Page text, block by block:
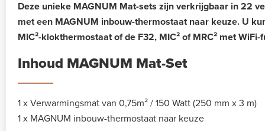
Deze unieke MAGNUM Mat-sets zijn verkrijgbaar in 22
met een MAGNUM inbouw-thermostaat naar keuze. U
MIC²-klokthermostaat of de F32, MIC² of MRC² met WiFi-
Inhoud MAGNUM Mat-Set
1 x Verwarmingsmat van 0,75m² / 150 Watt (250 mm x 3 m)
1 x MAGNUM inbouw-thermostaat naar keuze